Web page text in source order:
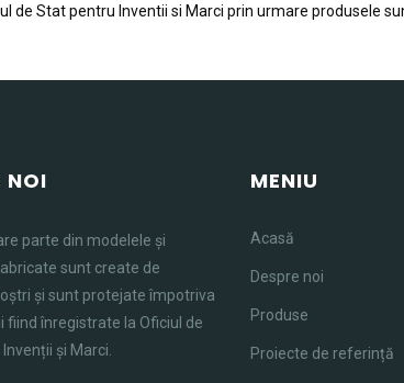
de Stat pentru Inventii si Marci prin urmare produsele
NOI
parte din modelele și
sunt create de
și sunt protejate împotriva
fiind înregistrate la Oficiul de
și Marci.
MENIU
Acasă
Despre noi
Produse
Proiecte de referință